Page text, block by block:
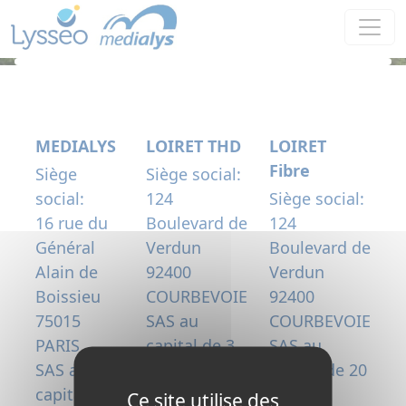
MEDIALYS
Siège
social:
16 rue du
Général
Alain de
Boissieu
75015
PARIS
SAS au
capital de
LOIRET THD
Siège social:
124
Boulevard de
Verdun
92400
COURBEVOIE
SAS au
capital de 3
€uros
LOIRET
Fibre
Siège social:
124
Boulevard de
Verdun
92400
COURBEVOIE
SAS au
capital de 20
000 000
Panneau de gestion des cookies
Ce site utilise des